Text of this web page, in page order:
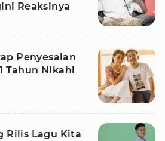
Reaksinya
Penyesalan
Tahun Nikahi
Rilis Lagu Kita